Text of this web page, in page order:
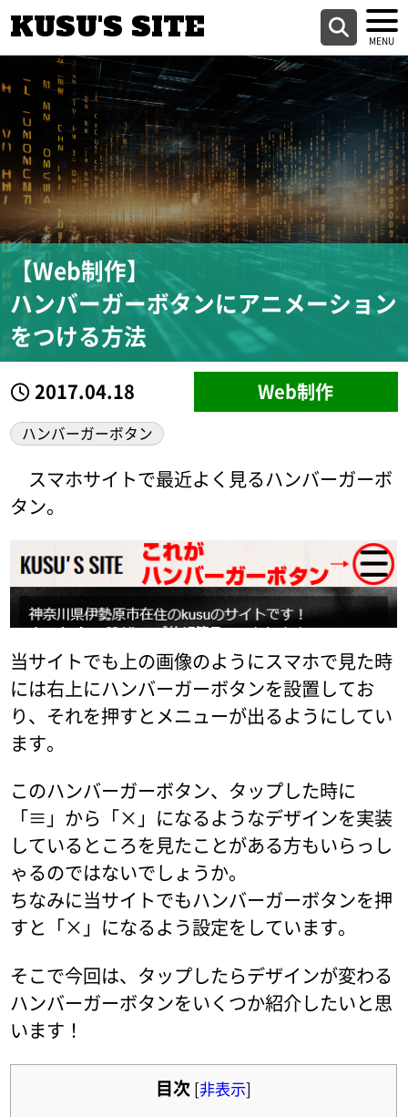
KUSU'S SITE
【Web制作】
ハンバーガーボタンにアニメーション
をつける方法
2017.04.18 Web制作
ハンバーガーボタン
スマホサイトで最近よく見るハンバーガーボ
タン。
当サイトでも上の画像のようにスマホで見た時
には右上にハンバーガーボタンを設置してお
り、それを押すとメニューが出るようにしてい
ます。
このハンバーガーボタン、タップした時に
「≡」から「×」になるようなデザインを実装
しているところを見たことがある方もいらっし
ゃるのではないでしょうか。
ちなみに当サイトでもハンバーガーボタンを押
すと「×」になるよう設定をしています。
そこで今回は、タップしたらデザインが変わる
ハンバーガーボタンをいくつか紹介したいと思
います！
目次 [非表示]